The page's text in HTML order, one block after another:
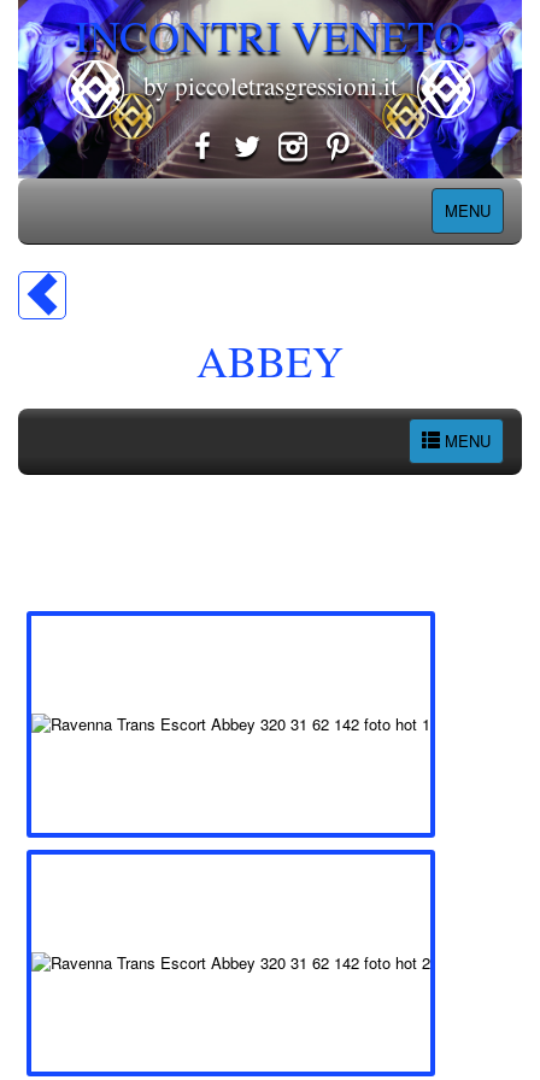
INCONTRI VENETO
by piccoletrasgressioni.it
MENU
ABBEY
MENU